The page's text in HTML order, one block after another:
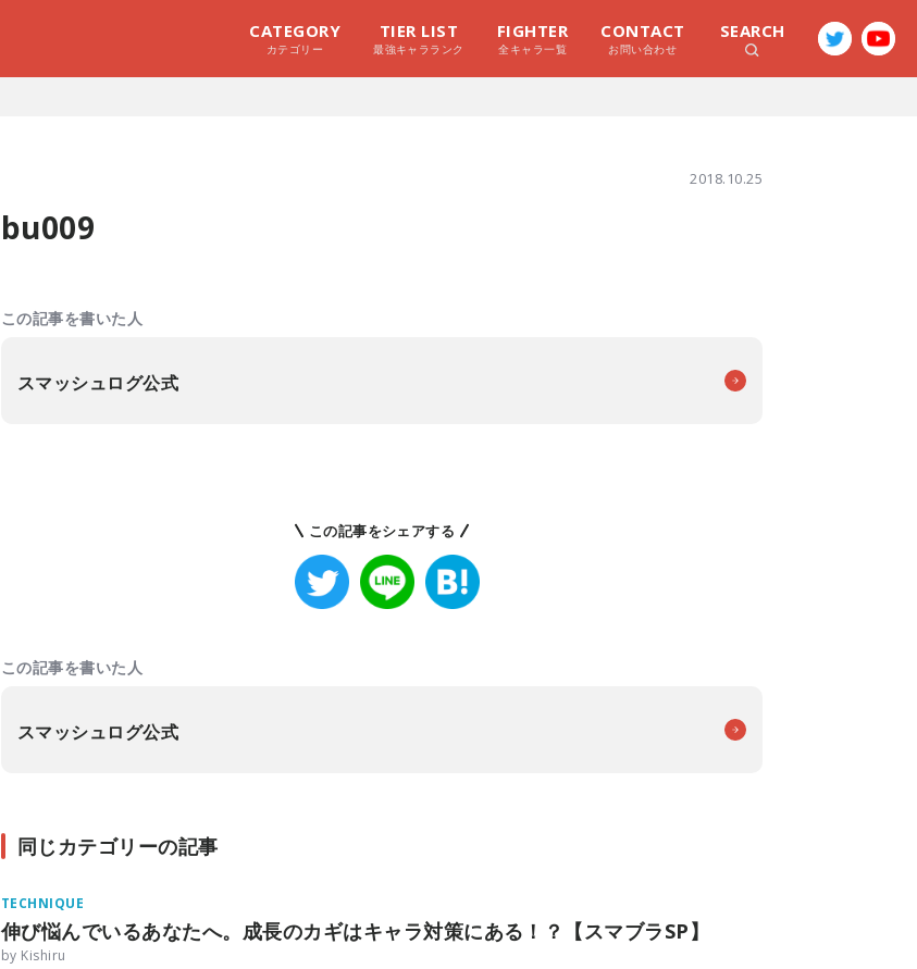
CATEGORY
カテゴリー
TIER LIST
最強キャラランク
FIGHTER
全キャラ一覧
CONTACT
お問い合わせ
SEARCH
2018.10.25
bu009
この記事を書いた人
スマッシュログ公式
この記事をシェアする
この記事を書いた人
スマッシュログ公式
同じカテゴリーの記事
TECHNIQUE
伸び悩んでいるあなたへ。成長のカギはキャラ対策にある！？【スマブラSP】
by Kishiru